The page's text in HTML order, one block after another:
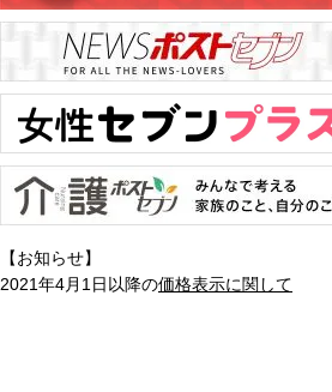
【お知らせ】
2021年4月1日以降の価格表示に関して